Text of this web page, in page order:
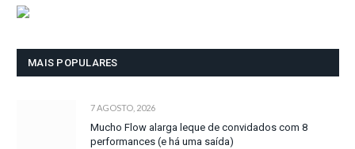
MAIS POPULARES
7 AGOSTO, 2026
Mucho Flow alarga leque de convidados com 8
performances (e há uma saída)